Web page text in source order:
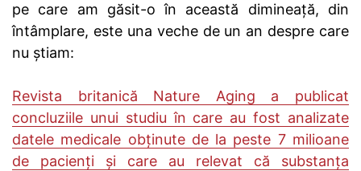
pe care am găsit-o în această dimineață, din
întâmplare, este una veche de un an despre care
nu știam:
Revista britanică Nature Aging a publicat
concluziile unui studiu în care au fost analizate
datele medicale obţinute de la peste 7 milioane
de pacienţi şi care au relevat că substanţa